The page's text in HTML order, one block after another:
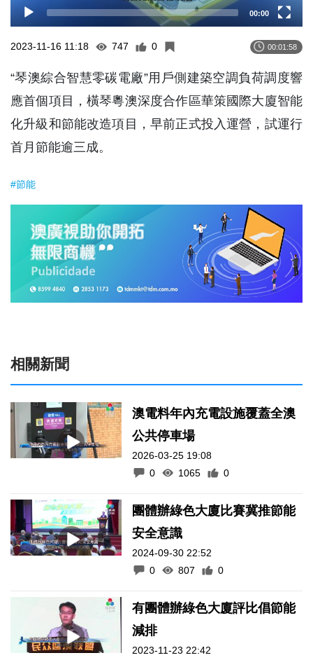
00:00
2023-11-16 11:18 747 0 00:01:58
“琴澳綜合智慧零碳電廠”用戶側建築空調負荷調度響
應首個項目，橫琴粵澳深度合作區華策國際大廈智能
化升級和節能改造項目，早前正式投入運營，試運行
首月節能逾三成。
#節能
相關新聞
澳電料年內充電設施覆蓋全澳
公共停車場
2026-03-25 19:08
0
1065 0
團體辦綠色大廈比賽冀推節能
安全意識
2024-09-30 22:52
0
807 0
有團體辦綠色大廈評比倡節能
減排
2023-11-23 22:42